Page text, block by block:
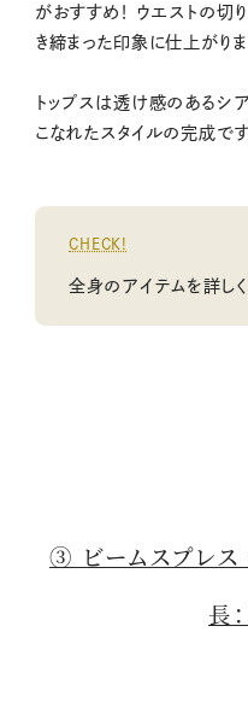
がおすすめ！ ウエストの切
き締まった印象に仕上がりま
トップスは透け感のあるシ
こなれたスタイルの完成です
CHECK!
全身のアイテムを詳し
③ ビームスプレス
長